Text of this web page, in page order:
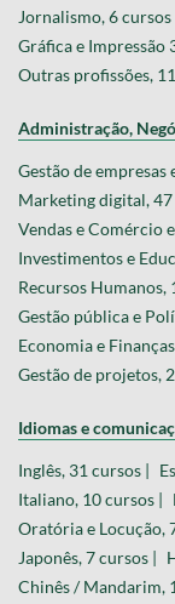
Jornalismo, 6 cursos |
Gráfica e Impressão
Outras profissões, 11
Administração,
Gestão de empresas
Marketing digital, 47
Vendas e Comércio
Investimentos e
Recursos Humanos,
Gestão pública e
Economia e
Gestão de projetos,
Idiomas e
Inglês, 31 cursos |
Italiano, 10 cursos |
Oratória e Locução,
Japonês, 7 cursos |
Chinês / Mandarim,